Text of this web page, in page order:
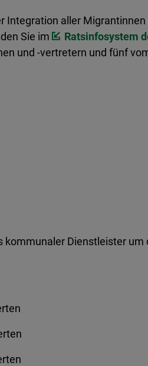
aller
Sie im
Ratsinfosystem
und -vertretern und fünf
Dienstleister